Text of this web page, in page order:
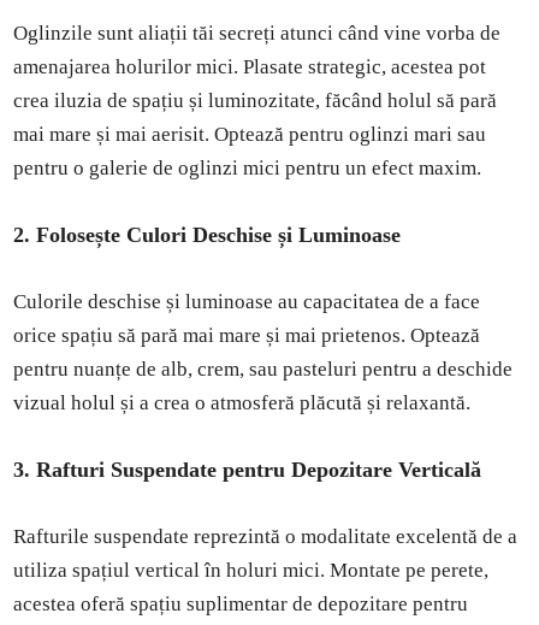
Oglinzile sunt aliații tăi secreți atunci când vine vorba de
amenajarea holurilor mici. Plasate strategic, acestea pot
crea iluzia de spațiu și luminozitate, făcând holul să pară
mai mare și mai aerisit. Optează pentru oglinzi mari sau
pentru o galerie de oglinzi mici pentru un efect maxim.
2. Folosește Culori Deschise și Luminoase
Culorile deschise și luminoase au capacitatea de a face
orice spațiu să pară mai mare și mai prietenos. Optează
pentru nuanțe de alb, crem, sau pasteluri pentru a deschide
vizual holul și a crea o atmosferă plăcută și relaxantă.
3. Rafturi Suspendate pentru Depozitare Verticală
Rafturile suspendate reprezintă o modalitate excelentă de a
utiliza spațiul vertical în holuri mici. Montate pe perete,
acestea oferă spațiu suplimentar de depozitare pentru